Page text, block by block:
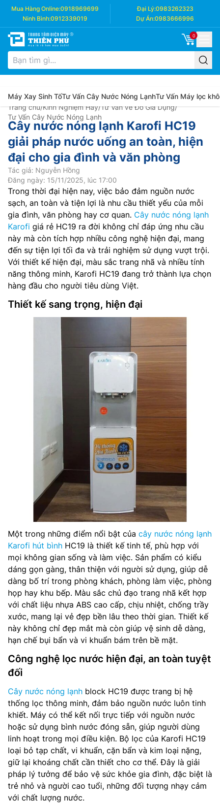
Mua Hàng Online:0918969699 Đại Lý:0983262323
Ninh Bình:0912339019 Dự Án:0983666996
0
Máy Xay Sinh TốTư Vấn Cây Nước Nóng LạnhTư Vấn Máy lọc
Trang chủ/Kinh Nghiệm Hay/Tư Vấn về Đồ Gia Dụng/
Tư Vấn Cây Nước Nóng Lạnh
Cây nước nóng lạnh Karofi HC19
giải pháp nước uống an toàn, hiện
đại cho gia đình và văn phòng
Tác giả: Nguyễn Hồng
Đăng ngày: 15/11/2025, lúc 17:00
Trong thời đại hiện nay, việc bảo đảm nguồn nước
sạch, an toàn và tiện lợi là nhu cầu thiết yếu của mỗi
gia đình, văn phòng hay cơ quan. Cây nước nóng lạnh
Karofi giá rẻ HC19 ra đời không chỉ đáp ứng nhu cầu
này mà còn tích hợp nhiều công nghệ hiện đại, mang
đến sự tiện lợi tối đa và trải nghiệm sử dụng vượt trội.
Với thiết kế hiện đại, màu sắc trang nhã và nhiều tính
năng thông minh, Karofi HC19 đang trở thành lựa chọn
hàng đầu cho người tiêu dùng Việt.
Thiết kế sang trọng, hiện đại
Một trong những điểm nổi bật của cây nước nóng lạnh
Karofi hút bình HC19 là thiết kế tinh tế, phù hợp với
mọi không gian sống và làm việc. Sản phẩm có kiểu
dáng gọn gàng, thân thiện với người sử dụng, giúp dễ
dàng bố trí trong phòng khách, phòng làm việc, phòng
họp hay khu bếp. Màu sắc chủ đạo trang nhã kết hợp
với chất liệu nhựa ABS cao cấp, chịu nhiệt, chống trầy
xước, mang lại vẻ đẹp bền lâu theo thời gian. Thiết kế
này không chỉ đẹp mắt mà còn giúp vệ sinh dễ dàng,
hạn chế bụi bẩn và vi khuẩn bám trên bề mặt.
Công nghệ lọc nước hiện đại, an toàn tuyệt
đối
Cây nước nóng lạnh block HC19 được trang bị hệ
thống lọc thông minh, đảm bảo nguồn nước luôn tinh
khiết. Máy có thể kết nối trực tiếp với nguồn nước
hoặc sử dụng bình nước đóng sẵn, giúp người dùng
linh hoạt trong mọi điều kiện. Bộ lọc của Karofi HC19
loại bỏ tạp chất, vi khuẩn, cặn bẩn và kim loại nặng,
giữ lại khoáng chất cần thiết cho cơ thể. Đây là giải
pháp lý tưởng để bảo vệ sức khỏe gia đình, đặc biệt là
trẻ nhỏ và người cao tuổi, những đối tượng nhạy cảm
với chất lượng nước.